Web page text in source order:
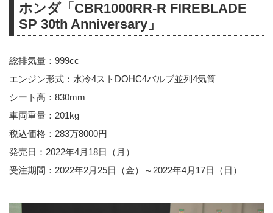
ホンダ「CBR1000RR-R FIREBLADE
SP 30th Anniversary」
総排気量：999cc
エンジン形式：水冷4ストDOHC4バルブ並列4気筒
シート高：830mm
車両重量：201kg
税込価格：283万8000円
発売日：2022年4月18日（月）
受注期間：2022年2月25日（金）～2022年4月17日（日）